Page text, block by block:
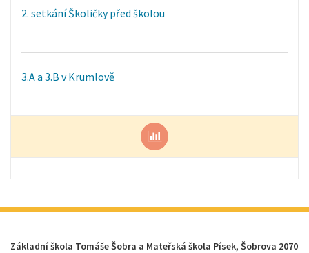
2. setkání Školičky před školou
3.A a 3.B v Krumlově
Základní škola Tomáše Šobra a Mateřská škola Písek, Šobrova 2070